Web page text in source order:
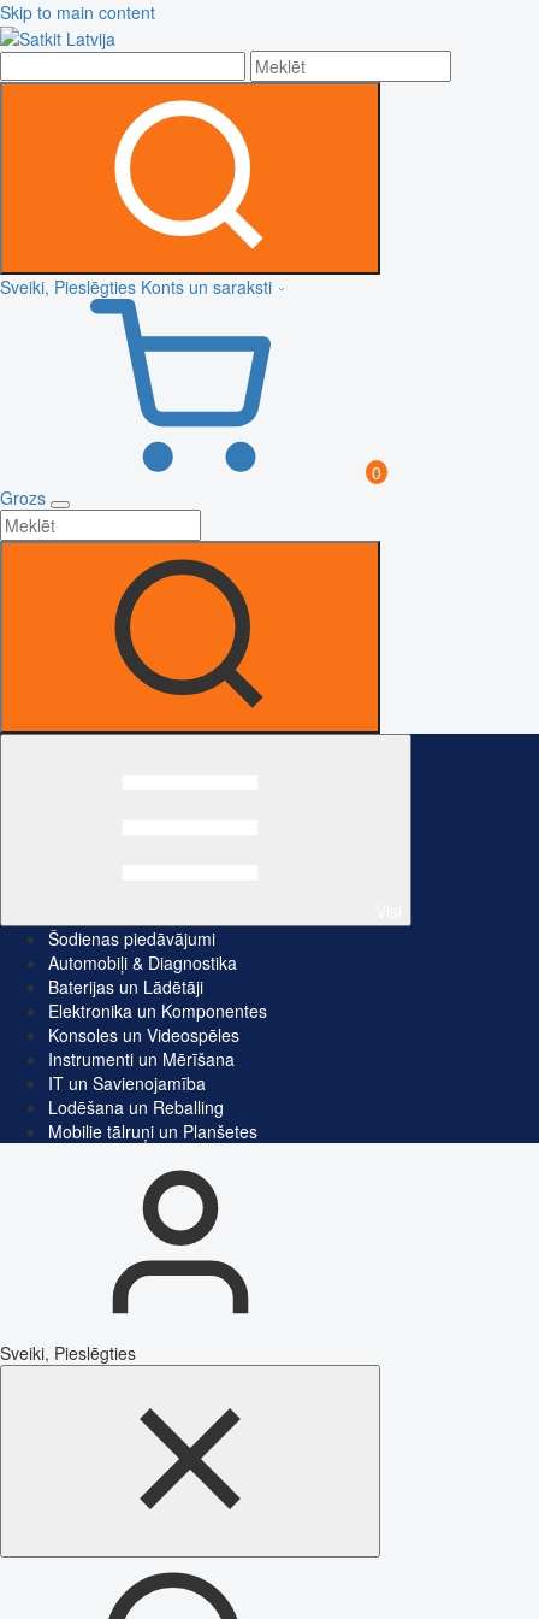
Skip to main content
Sveiki, Pieslēgties Konts un saraksti
0
Grozs
Šodienas piedāvājumi
Automobiļi & Diagnostika
Baterijas un Lādētāji
Elektronika un Komponentes
Konsoles un Videospēles
Instrumenti un Mērīšana
IT un Savienojamība
Lodēšana un Reballing
Mobilie tālruņi un Planšetes
Sveiki, Pieslēgties